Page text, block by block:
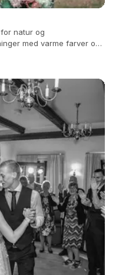
natur og
med varme farver og